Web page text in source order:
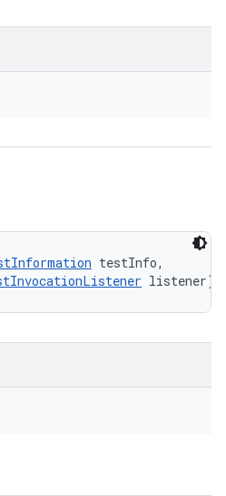
testInfo,
listener)